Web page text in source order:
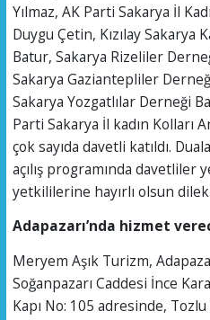
Yılmaz, AK Parti Sakarya İl
Duygu Çetin, Kızılay Sakarya
Batur, Sakarya Rizeliler
Sakarya Gaziantepliler
Sakarya Yozgatlılar Derneği
Parti Sakarya İl kadın Kolları
çok sayıda davetli katıldı.
açılış programında
yetkililerine hayırlı olsun
Adapazarı’nda hizmet
Meryem Aşık Turizm,
Soğanpazarı Caddesi İnce
Kapı No: 105 adresinde,